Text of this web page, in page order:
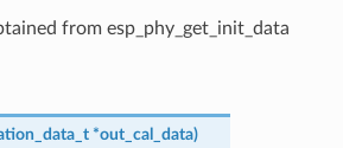
from esp_phy_get_init_data
*out_cal_data)